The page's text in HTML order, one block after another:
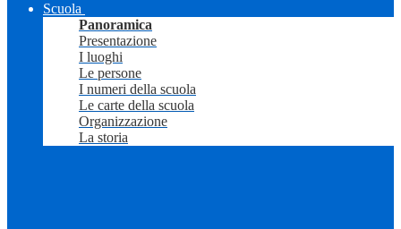
Scuola
Panoramica
Presentazione
I luoghi
Le persone
I numeri della scuola
Le carte della scuola
Organizzazione
La storia